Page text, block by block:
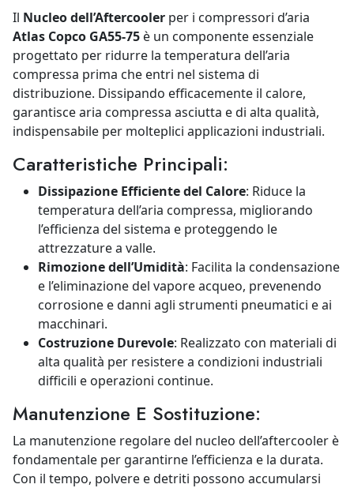
Il Nucleo dell’Aftercooler per i compressori d’aria
Atlas Copco GA55-75 è un componente essenziale
progettato per ridurre la temperatura dell’aria
compressa prima che entri nel sistema di
distribuzione. Dissipando efficacemente il calore,
garantisce aria compressa asciutta e di alta qualità,
indispensabile per molteplici applicazioni industriali.
Caratteristiche Principali:
Dissipazione Efficiente del Calore: Riduce la
temperatura dell’aria compressa, migliorando
l’efficienza del sistema e proteggendo le
attrezzature a valle.
Rimozione dell’Umidità: Facilita la condensazione
e l’eliminazione del vapore acqueo, prevenendo
corrosione e danni agli strumenti pneumatici e ai
macchinari.
Costruzione Durevole: Realizzato con materiali di
alta qualità per resistere a condizioni industriali
difficili e operazioni continue.
Manutenzione E Sostituzione:
La manutenzione regolare del nucleo dell’aftercooler è
fondamentale per garantirne l’efficienza e la durata.
Con il tempo, polvere e detriti possono accumularsi